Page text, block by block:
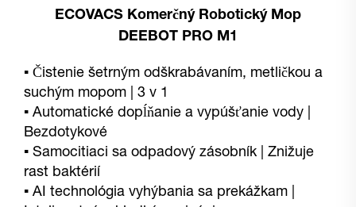
ECOVACS Komerčný Robotický Mop
DEEBOT PRO M1
▪ Čistenie šetrným odškrabávaním, metličkou a
suchým mopom | 3 v 1
▪ Automatické dopĺňanie a vypúšťanie vody |
Bezdotykové
▪ Samocitiaci sa odpadový zásobník | Znižuje
rast baktérií
▪ AI technológia vyhýbania sa prekážkam |